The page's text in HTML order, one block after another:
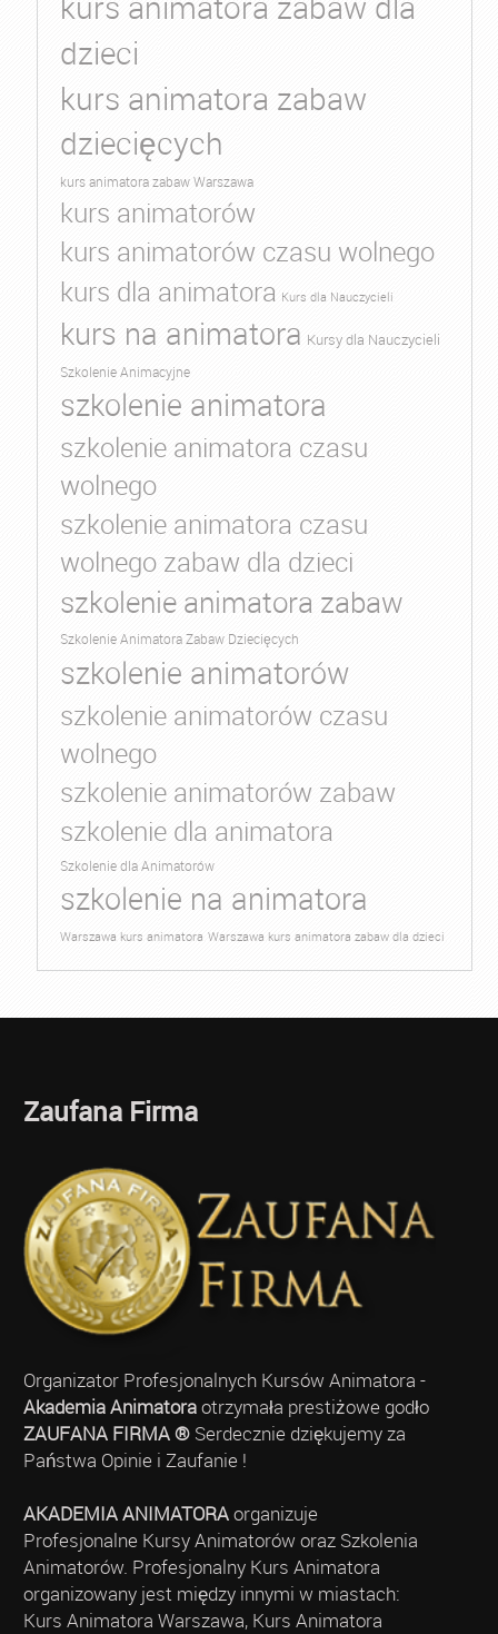
dzieci
kurs animatora zabaw
dziecięcych
kurs animatora zabaw Warszawa
kurs animatorów
kurs animatorów czasu wolnego
kurs dla animatora Kurs dla Nauczycieli
kurs na animatora Kursy dla Nauczycieli
Szkolenie Animacyjne
szkolenie animatora
szkolenie animatora czasu
wolnego
szkolenie animatora czasu
wolnego zabaw dla dzieci
szkolenie animatora zabaw
Szkolenie Animatora Zabaw Dziecięcych
szkolenie animatorów
szkolenie animatorów czasu
wolnego
szkolenie animatorów zabaw
szkolenie dla animatora
Szkolenie dla Animatorów
szkolenie na animatora
Warszawa kurs animatora Warszawa kurs animatora zabaw dla dzieci
Zaufana Firma
Organizator Profesjonalnych Kursów Animatora -
Akademia Animatoraotrzymała prestiżowe godło
ZAUFANA FIRMA ®Serdecznie dziękujemy za
Państwa Opinie i Zaufanie !
AKADEMIA ANIMATORAorganizuje
Profesjonalne Kursy Animatorów oraz Szkolenia
Animatorów. Profesjonalny Kurs Animatora
organizowany jest między innymi w miastach:
Kurs Animatora Warszawa, Kurs Animatora